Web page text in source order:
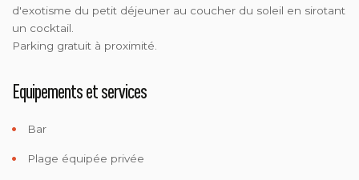
d'exotisme du petit déjeuner au coucher du soleil en sirotant
un cocktail.
Parking gratuit à proximité.
Equipements et services
Bar
Plage équipée privée